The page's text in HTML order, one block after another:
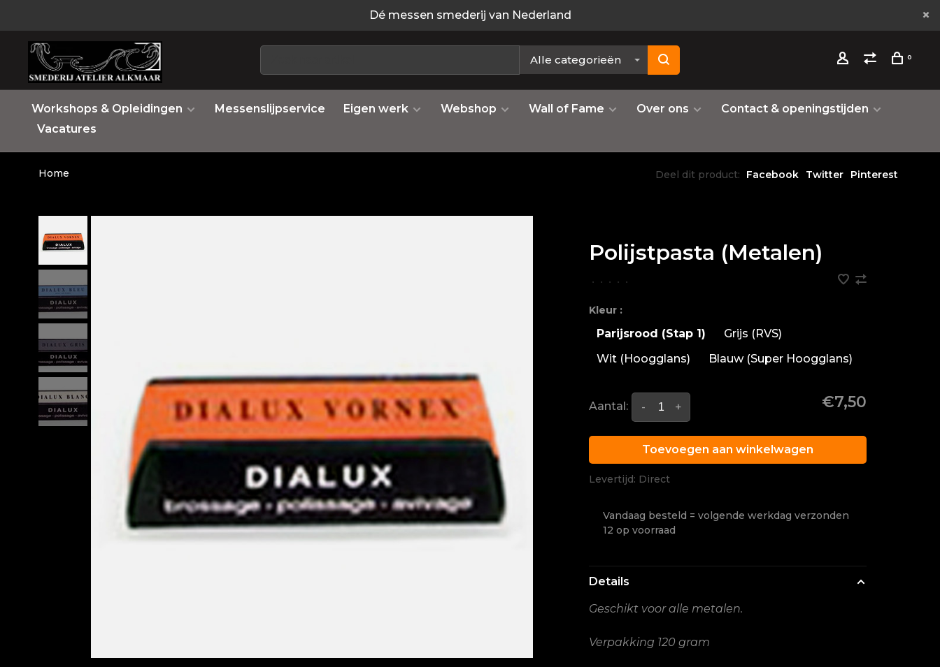
Dé messen smederij van Nederland
Alle categorieën 0
Workshops & Opleidingen Messenslijpservice Eigen werk Webshop Wall of Fame Over ons
Contact & openingstijden
Vacatures
Home Deel dit product: Facebook Twitter Pinterest
Polijstpasta (Metalen)
• • • • •
Kleur :
Parijsrood (Stap 1)
Grijs (RVS)
Wit (Hoogglans)
Blauw (Super Hoogglans)
Aantal: +
- €7,50
Toevoegen aan winkelwagen
Levertijd: Direct
Vandaag besteld = volgende werkdag verzonden
12 op voorraad
Details
Geschikt voor alle metalen.
Verpakking 120 gram